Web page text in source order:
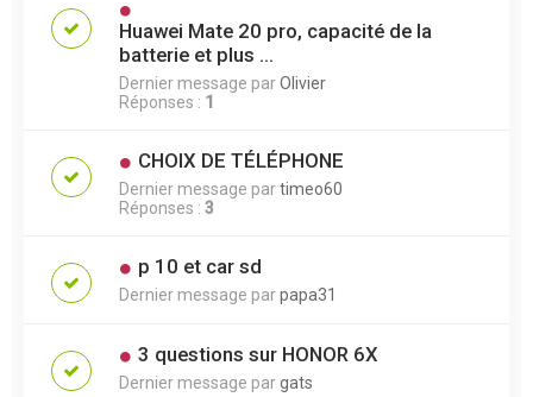
Huawei Mate 20 pro, capacité de la
batterie et plus ...
Dernier message parOlivier
Réponses : 1
CHOIX DE TÉLÉPHONE
Dernier message partimeo60
Réponses : 3
p 10 et car sd
Dernier message parpapa31
3 questions sur HONOR 6X
Dernier message pargats